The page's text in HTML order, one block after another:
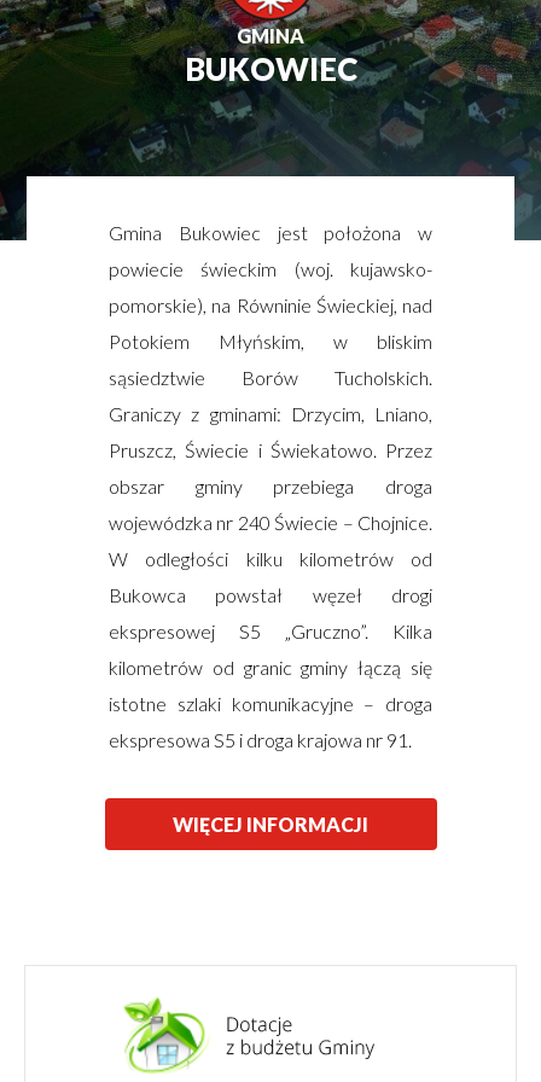
GMINA
BUKOWIEC
Gmina Bukowiec jest położona w
powiecie świeckim (woj. kujawsko-
pomorskie), na Równinie Świeckiej, nad
Potokiem Młyńskim, w bliskim
sąsiedztwie Borów Tucholskich.
Graniczy z gminami: Drzycim, Lniano,
Pruszcz, Świecie i Świekatowo. Przez
obszar gminy przebiega droga
wojewódzka nr 240 Świecie – Chojnice.
W odległości kilku kilometrów od
Bukowca powstał węzeł drogi
ekspresowej S5 „Gruczno”. Kilka
kilometrów od granic gminy łączą się
istotne szlaki komunikacyjne – droga
ekspresowa S5 i droga krajowa nr 91.
WIĘCEJ INFORMACJI